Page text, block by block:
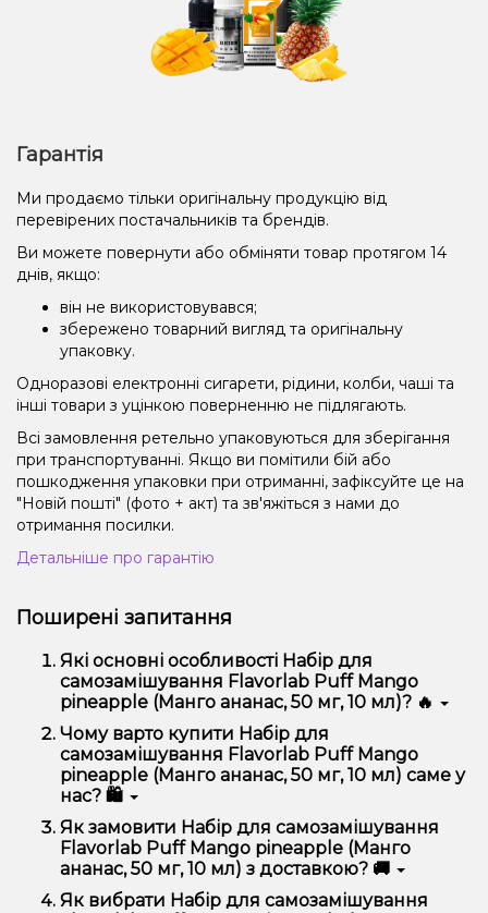
Гарантія
Ми продаємо тільки оригінальну продукцію від
перевірених постачальників та брендів.
Ви можете повернути або обміняти товар протягом 14
днів, якщо:
він не використовувався;
збережено товарний вигляд та оригінальну
упаковку.
Одноразові електронні сигарети, рідини, колби, чаші та
інші товари з уцінкою поверненню не підлягають.
Всі замовлення ретельно упаковуються для зберігання
при транспортуванні. Якщо ви помітили бій або
пошкодження упаковки при отриманні, зафіксуйте це на
"Новій пошті" (фото + акт) та зв'яжіться з нами до
отримання посилки.
Детальніше про гарантію
Поширені запитання
Які основні особливості Набір для
самозамішування Flavorlab Puff Mango
pineapple (Манго ананас, 50 ​​мг, 10 мл)? 🔥
Набір для самозамішування Flavorlab Puff Mango
pineapple (Манго ананас, 50 ​​мг, 10 мл) відрізняється
високою якістю, зручністю використання та
надійністю.
Чому варто купити Набір для
самозамішування Flavorlab Puff Mango
pineapple (Манго ананас, 50 ​​мг, 10 мл) саме у
нас? 🛍️
Ми пропонуємо тільки оригінальну продукцію,
широкий асортимент, вигідні ціни та швидку
доставку. Крім того, у нас регулярні акції та знижки
для клієнтів!
Як замовити Набір для самозамішування
Flavorlab Puff Mango pineapple (Манго
ананас, 50 ​​мг, 10 мл) з доставкою? 🚚
Оформити замовлення можна в кілька кліків:
Як вибрати Набір для самозамішування